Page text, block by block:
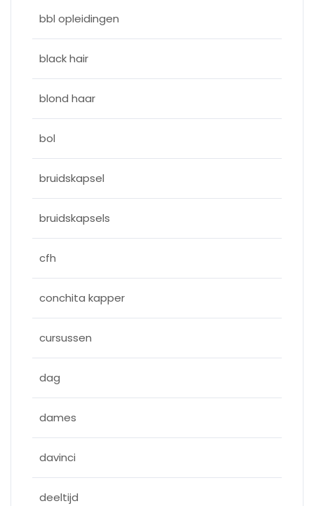
bbl opleidingen
black hair
blond haar
bol
bruidskapsel
bruidskapsels
cfh
conchita kapper
cursussen
dag
dames
davinci
deeltijd